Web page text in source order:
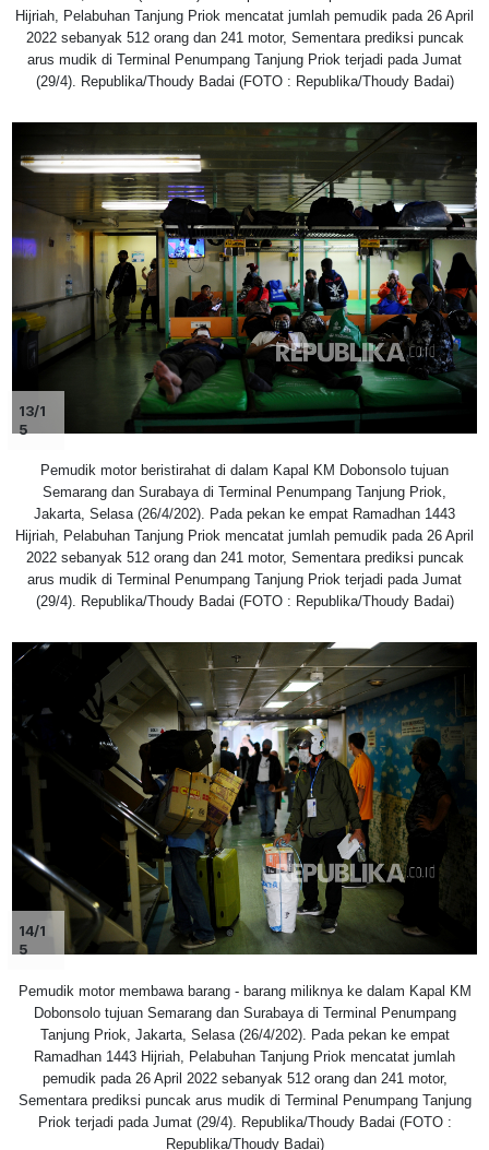
Hijriah, Pelabuhan Tanjung Priok mencatat jumlah pemudik pada 26 April
2022 sebanyak 512 orang dan 241 motor, Sementara prediksi puncak
arus mudik di Terminal Penumpang Tanjung Priok terjadi pada Jumat
(29/4). Republika/Thoudy Badai (FOTO : Republika/Thoudy Badai)
13/1
5
Pemudik motor beristirahat di dalam Kapal KM Dobonsolo tujuan
Semarang dan Surabaya di Terminal Penumpang Tanjung Priok,
Jakarta, Selasa (26/4/202). Pada pekan ke empat Ramadhan 1443
Hijriah, Pelabuhan Tanjung Priok mencatat jumlah pemudik pada 26 April
2022 sebanyak 512 orang dan 241 motor, Sementara prediksi puncak
arus mudik di Terminal Penumpang Tanjung Priok terjadi pada Jumat
(29/4). Republika/Thoudy Badai (FOTO : Republika/Thoudy Badai)
14/1
5
Pemudik motor membawa barang - barang miliknya ke dalam Kapal KM
Dobonsolo tujuan Semarang dan Surabaya di Terminal Penumpang
Tanjung Priok, Jakarta, Selasa (26/4/202). Pada pekan ke empat
Ramadhan 1443 Hijriah, Pelabuhan Tanjung Priok mencatat jumlah
pemudik pada 26 April 2022 sebanyak 512 orang dan 241 motor,
Sementara prediksi puncak arus mudik di Terminal Penumpang Tanjung
Priok terjadi pada Jumat (29/4). Republika/Thoudy Badai (FOTO :
Republika/Thoudy Badai)